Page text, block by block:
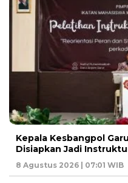
Kepala Kesbangpol
Disiapkan Jadi
8 Agustus 2026 | 07:01 WIB